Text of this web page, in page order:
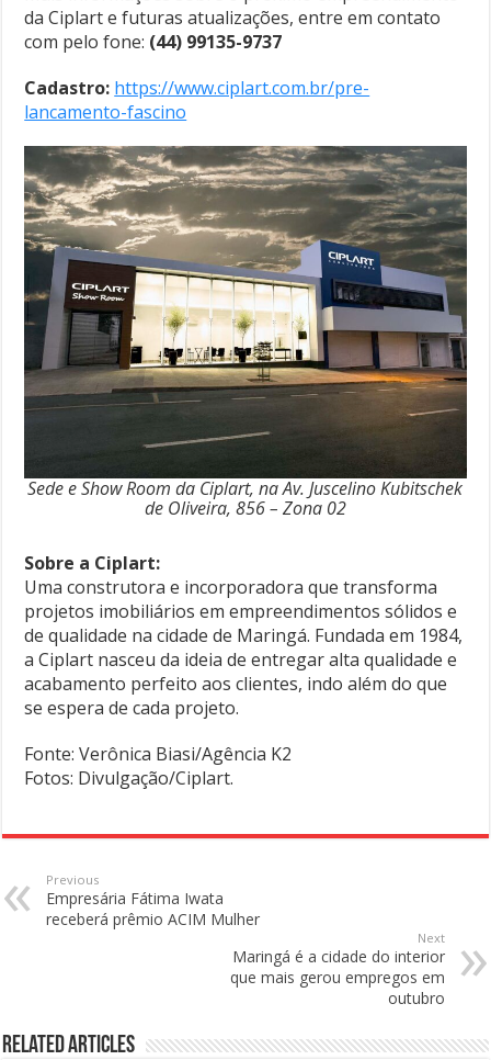
da Ciplart e futuras atualizações, entre em contato
com pelo fone: (44) 99135-9737
Cadastro: https://www.ciplart.com.br/pre-
lancamento-fascino
Sede e Show Room da Ciplart, na Av. Juscelino Kubitschek
de Oliveira, 856 – Zona 02
Sobre a Ciplart:
Uma construtora e incorporadora que transforma
projetos imobiliários em empreendimentos sólidos e
de qualidade na cidade de Maringá. Fundada em 1984,
a Ciplart nasceu da ideia de entregar alta qualidade e
acabamento perfeito aos clientes, indo além do que
se espera de cada projeto.
Fonte: Verônica Biasi/Agência K2
Fotos: Divulgação/Ciplart.
Previous
Empresária Fátima Iwata
receberá prêmio ACIM Mulher
Next
Maringá é a cidade do interior
que mais gerou empregos em
outubro
Related Articles